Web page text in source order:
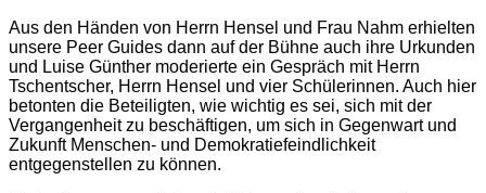
Aus den Händen von Herrn Hensel und Frau Nahm erhielten
unsere Peer Guides dann auf der Bühne auch ihre Urkunden
und Luise Günther moderierte ein Gespräch mit Herrn
Tschentscher, Herrn Hensel und vier Schülerinnen. Auch hier
betonten die Beteiligten, wie wichtig es sei, sich mit der
Vergangenheit zu beschäftigen, um sich in Gegenwart und
Zukunft Menschen- und Demokratiefeindlichkeit
entgegenstellen zu können.